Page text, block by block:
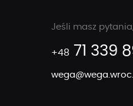
Jeśli masz
+48 71 339